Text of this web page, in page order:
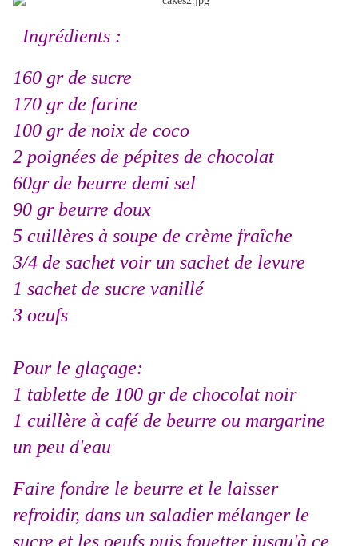
Ingrédients :
160 gr de sucre
170 gr de farine
100 gr de noix de coco
2 poignées de pépites de chocolat
60gr de beurre demi sel
90 gr beurre doux
5 cuillères à soupe de crème fraîche
3/4 de sachet voir un sachet de levure
1 sachet de sucre vanillé
3 oeufs
Pour le glaçage:
1 tablette de 100 gr de chocolat noir
1 cuillère à café de beurre ou margarine
un peu d'eau
Faire fondre le beurre et le laisser
refroidir, dans un saladier mélanger le
sucre et les oeufs puis fouetter jusqu'à ce